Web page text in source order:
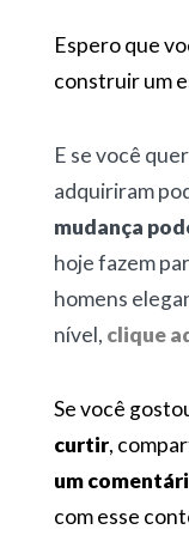
Espero que
construir um
E se você
adquiriram
mudança
hoje fazem
homens
nível, clique
Se você
curtir,
um
com esse